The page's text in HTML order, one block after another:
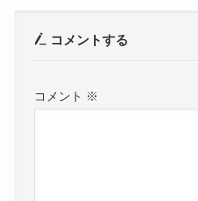
コメントする
コメント ※